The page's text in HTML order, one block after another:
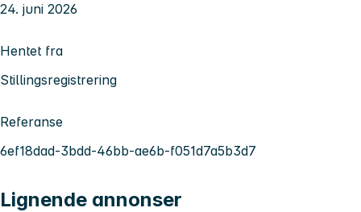
24. juni 2026
Hentet fra
Stillingsregistrering
Referanse
6ef18dad-3bdd-46bb-ae6b-f051d7a5b3d7
Lignende annonser